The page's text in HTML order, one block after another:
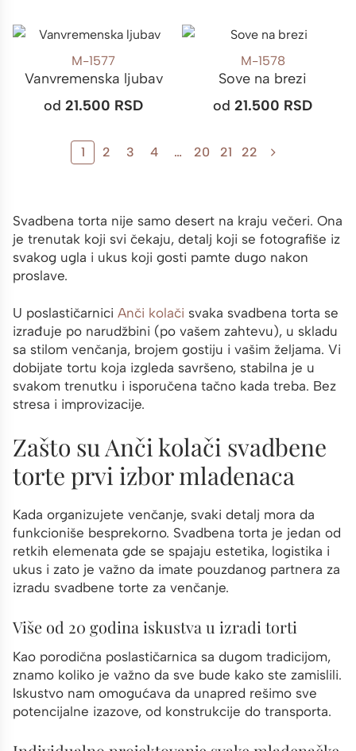
M-1577
Vanvremenska ljubav
od 21.500 RSD
M-1578
Sove na brezi
od 21.500 RSD
1 2 3 4 … 20 21 22
Svadbena torta nije samo desert na kraju večeri. Ona
je trenutak koji svi čekaju, detalj koji se fotografiše iz
svakog ugla i ukus koji gosti pamte dugo nakon
proslave.
U poslastičarnici Anči kolači svaka svadbena torta se
izrađuje po narudžbini (po vašem zahtevu), u skladu
sa stilom venčanja, brojem gostiju i vašim željama. Vi
dobijate tortu koja izgleda savršeno, stabilna je u
svakom trenutku i isporučena tačno kada treba. Bez
stresa i improvizacije.
Zašto su Anči kolači svadbene
torte prvi izbor mladenaca
Kada organizujete venčanje, svaki detalj mora da
funkcioniše besprekorno. Svadbena torta je jedan od
retkih elemenata gde se spajaju estetika, logistika i
ukus i zato je važno da imate pouzdanog partnera za
izradu svadbene torte za venčanje.
Više od 20 godina iskustva u izradi torti
Kao porodična poslastičarnica sa dugom tradicijom,
znamo koliko je važno da sve bude kako ste zamislili.
Iskustvo nam omogućava da unapred rešimo sve
potencijalne izazove, od konstrukcije do transporta.